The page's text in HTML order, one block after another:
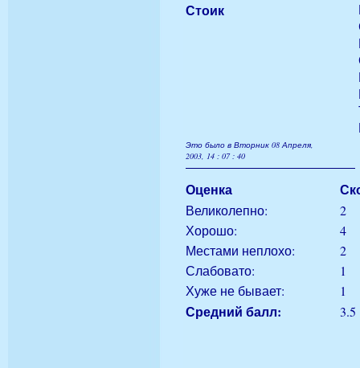
Стоик
Это было в Вторник 08 Апреля,
2003, 14 : 07 : 40
Оценка
Великолепно:
2
Хорошо:
4
Местами неплохо:
2
Слабовато:
1
Хуже не бывает:
1
Средний балл: 3.5